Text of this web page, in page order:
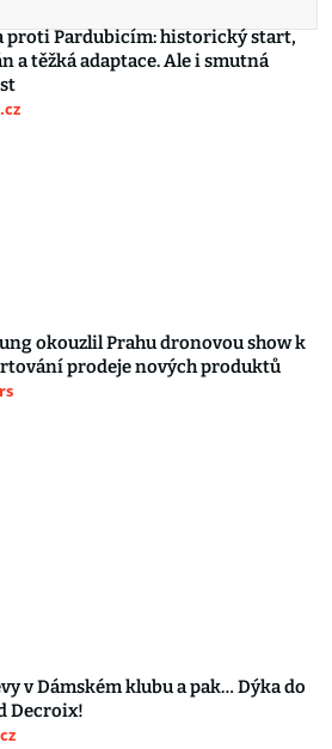
proti Pardubicím: historický start,
a těžká adaptace. Ale i smutná
okouzlil Prahu dronovou show k
prodeje nových produktů
v Dámském klubu a pak… Dýka do
Decroix!